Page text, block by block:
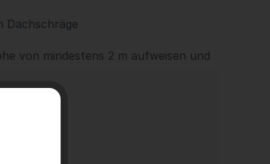
Dachschräge
von mindestens 2 m aufweisen und